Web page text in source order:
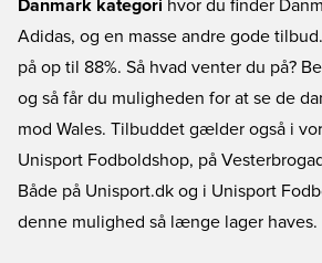
Danmark kategori hvor du finder
Adidas, og en masse andre gode
på op til 88%. Så hvad venter du på?
og så får du muligheden for at se de
mod Wales. Tilbuddet gælder også i
Unisport Fodboldshop, på
Både på Unisport.dk og i Unisport
denne mulighed så længe lager haves.